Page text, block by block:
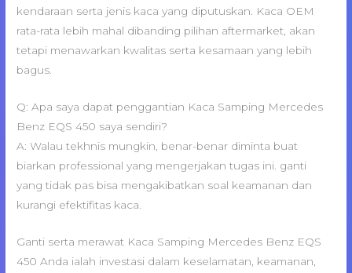
kendaraan serta jenis kaca yang diputuskan. Kaca OEM
rata-rata lebih mahal dibanding pilihan aftermarket, akan
tetapi menawarkan kwalitas serta kesamaan yang lebih
bagus.
Q: Apa saya dapat penggantian Kaca Samping Mercedes
Benz EQS 450 saya sendiri?
A: Walau tekhnis mungkin, benar-benar diminta buat
biarkan professional yang mengerjakan tugas ini. ganti
yang tidak pas bisa mengakibatkan soal keamanan dan
kurangi efektifitas kaca.
Ganti serta merawat Kaca Samping Mercedes Benz EQS
450 Anda ialah investasi dalam keselamatan, keamanan,